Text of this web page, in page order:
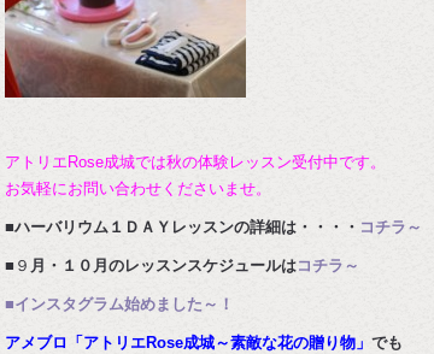
アトリエRose成城では秋の体験レッスン受付中です。
お気軽にお問い合わせくださいませ。
■ハーバリウム１ＤＡＹレッスンの詳細は・・・・ コチラ～
■９ 月・１０月のレッスンスケジュールはコチラ～
■インスタグラム始めました～！
アメブロ「アトリエRose成城～素敵な花の贈り物」 でも